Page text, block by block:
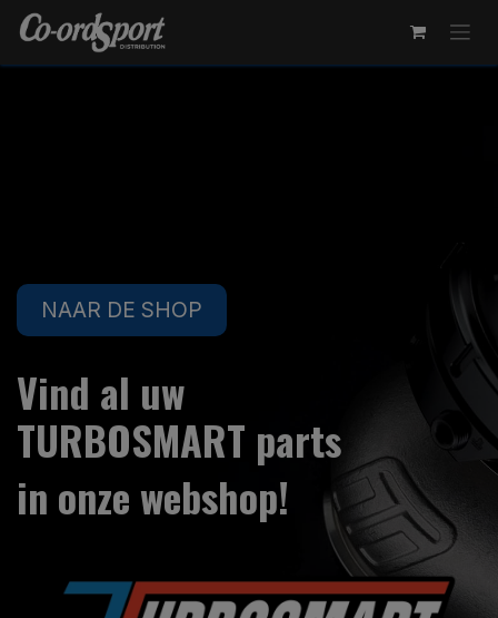
Overslaan naar inhoud
NAAR DE SHOP
Vind al uw
TURBOSMART parts
in onze webshop!